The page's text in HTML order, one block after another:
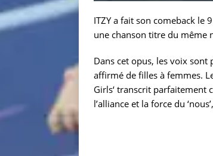
ITZY a fait son comeback le
une chanson titre du même
Dans cet opus, les voix
affirmé de filles à femmes.
Girls‘ transcrit parfaitement
l’alliance et la force du